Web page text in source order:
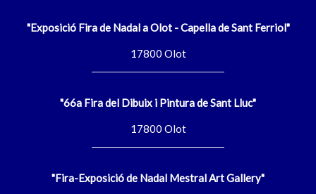
"Exposició Fira de Nadal a Olot - Capella de Sant Ferriol"
17800 Olot
"66a Fira del Dibuix i Pintura de Sant Lluc"
17800 Olot
"Fira-Exposició de Nadal Mestral Art Gallery"